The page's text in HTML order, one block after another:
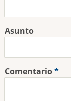
Asunto
Comentario